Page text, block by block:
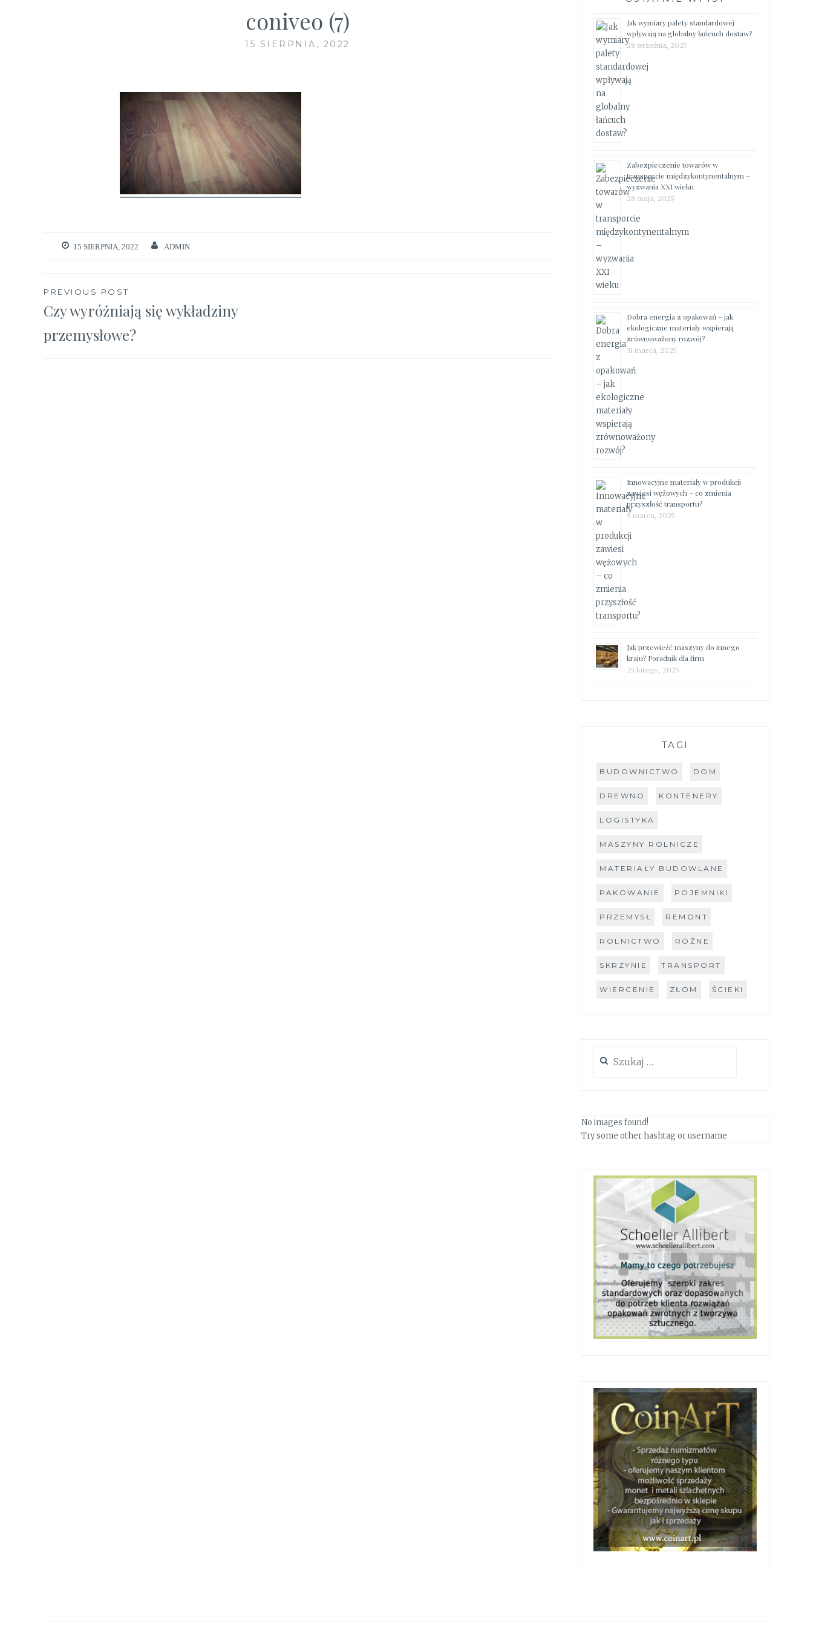
coniveo (7)
15 SIERPNIA, 2022
15 SIERPNIA, 2022 ADMIN
Nawigacja
wpisu
PREVIOUS POST
Czy wyróżniają się wykładziny
przemysłowe?
Jak wymiary palety standardowej
wpływają na globalny łańcuch dostaw?
28 września, 2025
Zabezpieczenie towarów w
transporcie międzykontynentalnym –
wyzwania XXI wieku
28 maja, 2025
Dobra energia z opakowań – jak
ekologiczne materiały wspierają
zrównoważony rozwój?
31 marca, 2025
Innowacyjne materiały w produkcji
zawiesi wężowych – co zmienia
przyszłość transportu?
5 marca, 2025
Jak przewieźć maszyny do innego
kraju? Poradnik dla firm
25 lutego, 2025
TAGI
BUDOWNICTWO DOM
DREWNO KONTENERY
LOGISTYKA
MASZYNY ROLNICZE
MATERIAŁY BUDOWLANE
PAKOWANIE POJEMNIKI
PRZEMYSŁ REMONT
ROLNICTWO RÓŻNE
SKRZYNIE TRANSPORT
WIERCENIE ZŁOM ŚCIEKI
No images found!
Try some other hashtag or username